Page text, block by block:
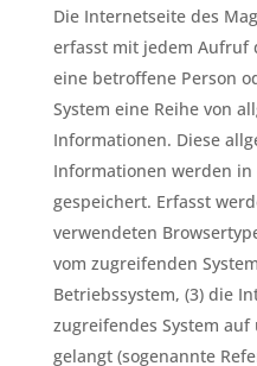
Die Internetseite des
erfasst mit jedem Aufruf
eine betroffene Person
System eine Reihe von
Informationen. Diese
Informationen werden in
gespeichert. Erfasst
verwendeten
vom zugreifenden
Betriebssystem, (3) die
zugreifendes System
gelangt (sogenannte